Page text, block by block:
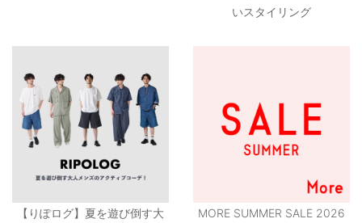
いスタイリング
【りぽログ】夏を遊び倒す大
MORE SUMMER SALE 2026